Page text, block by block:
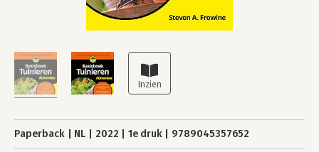
Paperback NL 2022 1e druk 9789045357652